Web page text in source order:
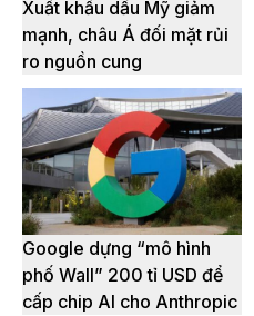
Xuất khẩu dầu Mỹ giảm
mạnh, châu Á đối mặt rủi
ro nguồn cung
Google dựng “mô hình
phố Wall” 200 tỉ USD để
cấp chip AI cho Anthropic